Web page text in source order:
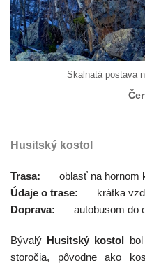
Skalnatá postava
Husitský kostol
Trasa:
oblasť na hornom
Údaje o trase:
krátka
Doprava:
autobusom do
Bývalý Husitský kostol
storočia, pôvodne ako